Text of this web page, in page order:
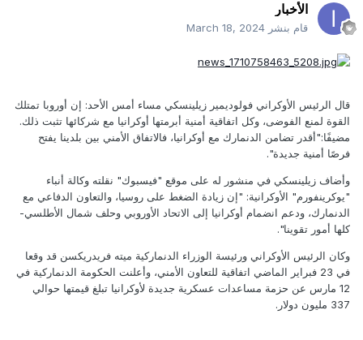
الأخبار
قام بنشر March 18, 2024
قال الرئيس الأوكراني فولوديمير زيلينسكي مساء أمس الأحد: إن أوروبا تمتلك
القوة لمنع الفوضى، وكل اتفاقية أمنية أبرمتها أوكرانيا مع شركائها تثبت ذلك.
مضيفًا:"أقدر تضامن الدنمارك مع أوكرانيا، فالاتفاق الأمني بين بلدينا يفتح
فرصًا أمنية جديدة".
وأضاف زيلينسكي في منشور له على موقع "فيسبوك" نقلته وكالة أنباء
"يوكرينفورم" الأوكرانية: "إن زيادة الضغط على روسيا، والتعاون الدفاعي مع
الدنمارك، ودعم انضمام أوكرانيا إلى الاتحاد الأوروبي وحلف شمال الأطلسي-
كلها أمور تقوينا".
وكان الرئيس الأوكراني ورئيسة الوزراء الدنماركية ميته فريدريكسن قد وقعا
في 23 فبراير الماضي اتفاقية للتعاون الأمني، وأعلنت الحكومة الدنماركية في
12 مارس عن حزمة مساعدات عسكرية جديدة لأوكرانيا تبلغ قيمتها حوالي
337 مليون دولار.